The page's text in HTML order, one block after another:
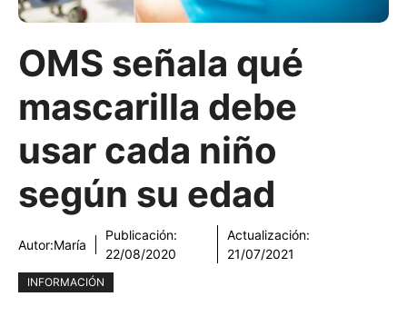
OMS señala qué
mascarilla debe
usar cada niño
según su edad
Autor:María
Publicación:
22/08/2020
Actualización:
21/07/2021
INFORMACIÓN